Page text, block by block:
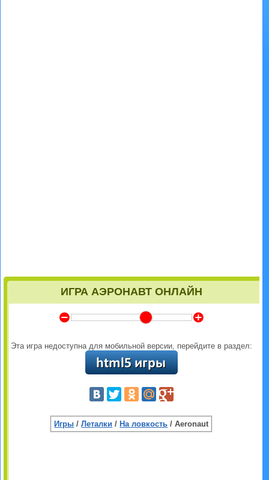
ИГРА АЭРОНАВТ ОНЛАЙН
Y Z
Эта игра недоступна для мобильной версии, перейдите в раздел:
Игры /Леталки / На ловкость / Aeronaut